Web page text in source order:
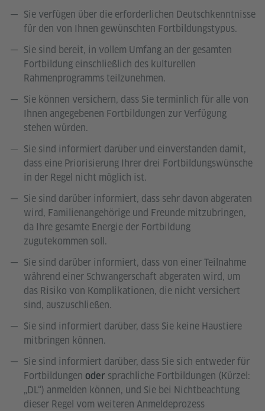
Sie verfügen über die erforderlichen Deutschkenntnisse
für den von Ihnen gewünschten Fortbildungstypus.
Sie sind bereit, in vollem Umfang an der gesamten
Fortbildung einschließlich des kulturellen
Rahmenprogramms teilzunehmen.
Sie können versichern, dass Sie terminlich für alle von
Ihnen angegebenen Fortbildungen zur Verfügung
stehen würden.
Sie sind informiert darüber und einverstanden damit,
dass eine Priorisierung Ihrer drei Fortbildungswünsche
in der Regel nicht möglich ist.
Sie sind darüber informiert, dass sehr davon abgeraten
wird, Familienangehörige und Freunde mitzubringen,
da Ihre gesamte Energie der Fortbildung
zugutekommen soll.
Sie sind darüber informiert, dass von einer Teilnahme
während einer Schwangerschaft abgeraten wird, um
das Risiko von Komplikationen, die nicht versichert
sind, auszuschließen.
Sie sind informiert darüber, dass Sie keine Haustiere
mitbringen können.
Sie sind informiert darüber, dass Sie sich entweder für
Fortbildungen oder sprachliche Fortbildungen (Kürzel:
„DL“) anmelden können, und Sie bei Nichtbeachtung
dieser Regel vom weiteren Anmeldeprozess